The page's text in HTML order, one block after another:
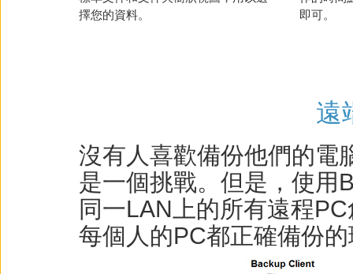
擇您的資料。
即可。
遠
沒有人喜歡備份他們的電
是一個挑戰。但是，使用
同一LAN上的所有遠程
每個人的PC都正確備份